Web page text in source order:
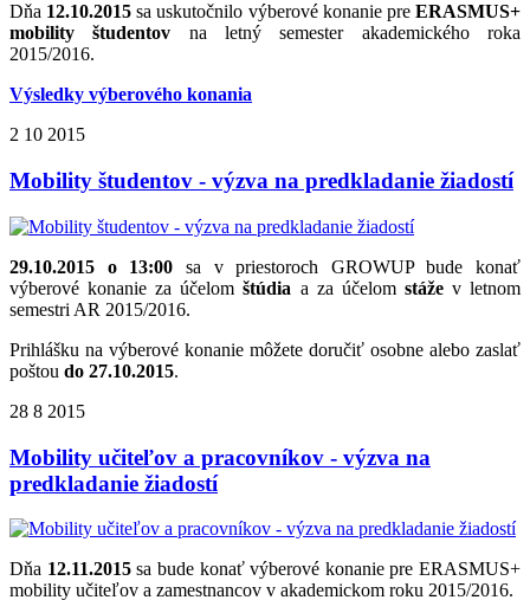
Dňa 12.10.2015sa uskutočnilo výberové konanie preERASMUS+
mobility študentov na letný semester akademického roka
2015/2016.
Výsledky výberového konania
2 10 2015
Mobility študentov - výzva na predkladanie žiadostí
29.10.2015 o 13:00 sa v priestoroch GROWUP bude konať
výberové konanie za účelomštúdia a za účelom stážev letnom
semestri AR 2015/2016.
Prihlášku na výberové konanie môžete doručiť osobne alebo zaslať
poštou do 27.10.2015.
28 8 2015
Mobility učiteľov a pracovníkov - výzva na
predkladanie žiadostí
Dňa 12.11.2015sa bude konať výberové konanie pre ERASMUS+
mobility učiteľov a zamestnancov v akademickom roku 2015/2016.